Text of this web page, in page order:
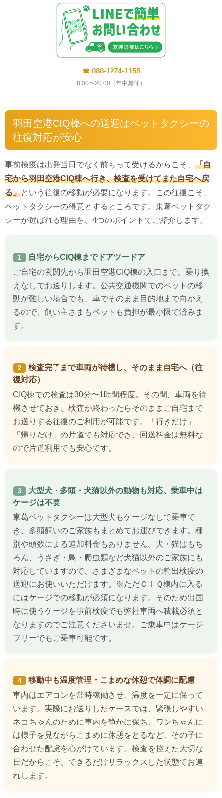
☎ 080-1274-1155
8:00〜20:00（年中無休）
羽田空港CIQ棟への送迎はペットタクシーの
往復対応が安心
事前検疫は出発当日でなく前もって受けるからこそ、 「自
宅から羽田空港CIQ棟へ行き、検査を受けてまた自宅へ戻
る」という往復の移動が必要になります。この往復こそ、
ペットタクシーの得意とするところです。東葛ペットタク
シーが選ばれる理由を、4つのポイントでご紹介します。
1
自宅からCIQ棟までドアツードア
ご自宅の玄関先から羽田空港CIQ棟の入口まで、乗り換
えなしでお送りします。公共交通機関でのペットの移
動が難しい場合でも、車でそのまま目的地まで向かえ
るので、飼い主さまもペットも負担が最小限で済みま
す。
2
検査完了まで車両が待機し、そのまま自宅へ（往
復対応）
CIQ棟での検査は30分〜1時間程度。その間、車両を待
機させておき、検査が終わったらそのままご自宅まで
お送りする往復のご利用が可能です。「行きだけ」
「帰りだけ」の片道でも対応でき、回送料金は無料な
ので片道利用でも安心です。
3
大型犬・多頭・犬猫以外の動物も対応、乗車中は
ケージは不要
東葛ペットタクシーは大型犬もケージなしで乗車で
き、多頭飼いのご家族もまとめてお運びできます。種
別や頭数による追加料金もありません。犬・猫はもち
ろん、うさぎ・鳥・爬虫類など犬猫以外のご家族にも
対応していますので、さまざまなペットの輸出検疫の
送迎にお使いいただけます。※ただＣＩＱ棟内に入る
にはケージでの移動が必須になります。そのため出国
時に使うケージを事前検疫でも弊社車両へ積載必須と
なりますのでご注意くださいませ。ご乗車中はケージ
フリーでもご乗車可能です。
4
移動中も温度管理・こまめな休憩で体調に配慮
車内はエアコンを常時稼働させ、温度を一定に保って
います。実際にお送りしたケースでは、緊張しやすい
ネコちゃんのために車内を静かに保ち、ワンちゃんに
は様子を見ながらこまめに休憩をとるなど、その子に
合わせた配慮を心がけています。検査を控えた大切な
日だからこそ、できるだけリラックスした状態でお連
れします。